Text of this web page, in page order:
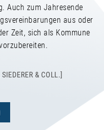
Auch zum Jahresende
aus oder
Zeit, sich als Kommune
& COLL.] S